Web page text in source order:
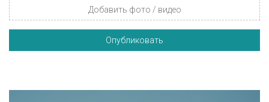
Добавить фото / видео
Опубликовать